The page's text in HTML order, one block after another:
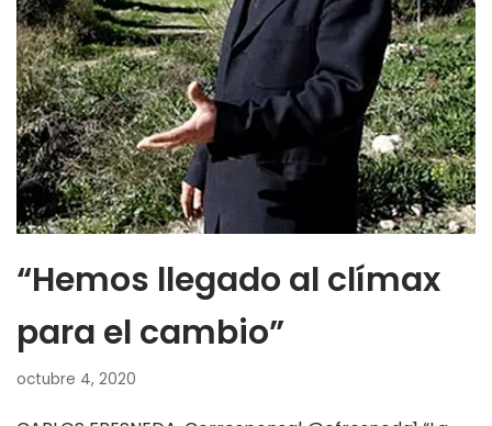
“Hemos llegado al clímax
para el cambio”
octubre 4, 2020